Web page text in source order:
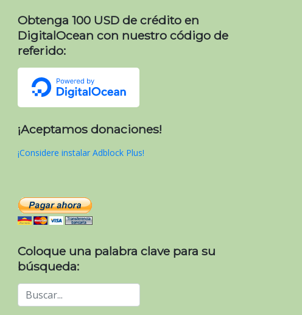
Obtenga 100 USD de crédito en
DigitalOcean con nuestro código de
referido:
¡Aceptamos donaciones!
¡Considere instalar Adblock Plus!
Coloque una palabra clave para su
búsqueda: